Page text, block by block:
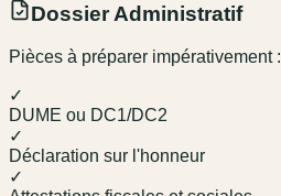
Dossier Administratif
Pièces à préparer impérativement :
✓
DUME ou DC1/DC2
✓
Déclaration sur l'honneur
✓